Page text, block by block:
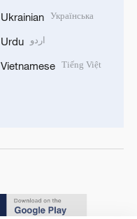
Ukrainian Українська
Urdu اردو
Vietnamese Tiếng Việt